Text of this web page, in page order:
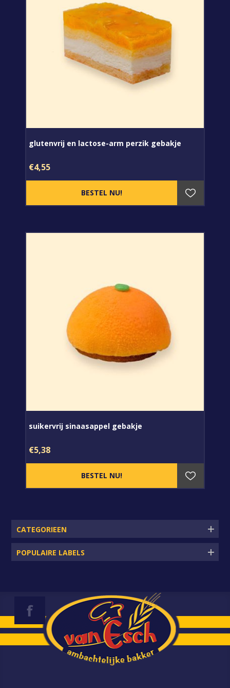
glutenvrij en lactose-arm perzik gebakje
€4,55
suikervrij sinaasappel gebakje
€5,38
CATEGORIEEN
POPULAIRE LABELS